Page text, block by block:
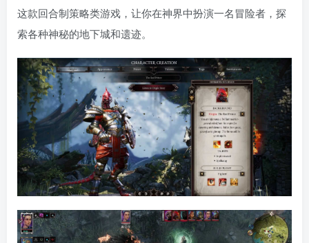
这款回合制策略类游戏，让你在神界中扮演一名冒险者，探
索各种神秘的地下城和遗迹。